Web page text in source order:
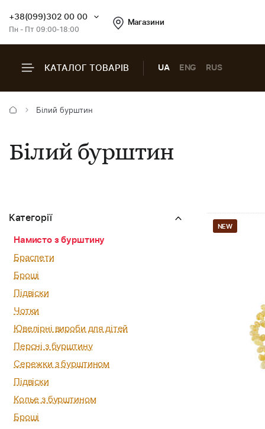
+38(099)302 00 00
Пн - Пт 09:00-18:00
Магазини
КАТАЛОГ ТОВАРІВ UA ENG RUS
Білий бурштин
Білий бурштин
Категорії
Намисто з бурштину
Браслети
Броші
Підвіски
Чотки
Ювелірні вироби для дітей
Персні з бурштину
Сережки з бурштином
Підвіски
Колье з бурштином
Броші
NEW